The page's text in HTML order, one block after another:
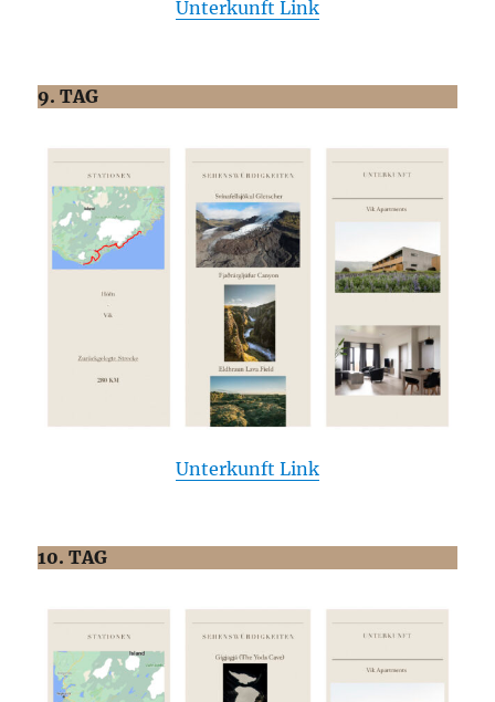
Unterkunft Link
9. TAG
Unterkunft Link
10. TAG